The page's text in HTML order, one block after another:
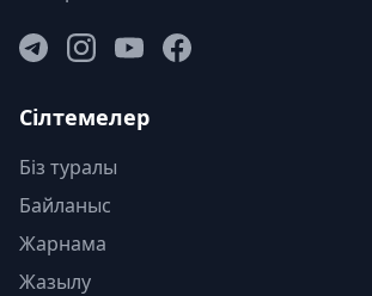
Сілтемелер
Біз туралы
Байланыс
Жарнама
Жазылу